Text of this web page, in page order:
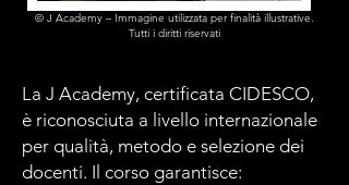
© J Academy – Immagine utilizzata per finalità illustrative.
Tutti i diritti riservati
La J Academy, certificata CIDESCO,
è riconosciuta a livello internazionale
per qualità, metodo e selezione dei
docenti. Il corso garantisce: